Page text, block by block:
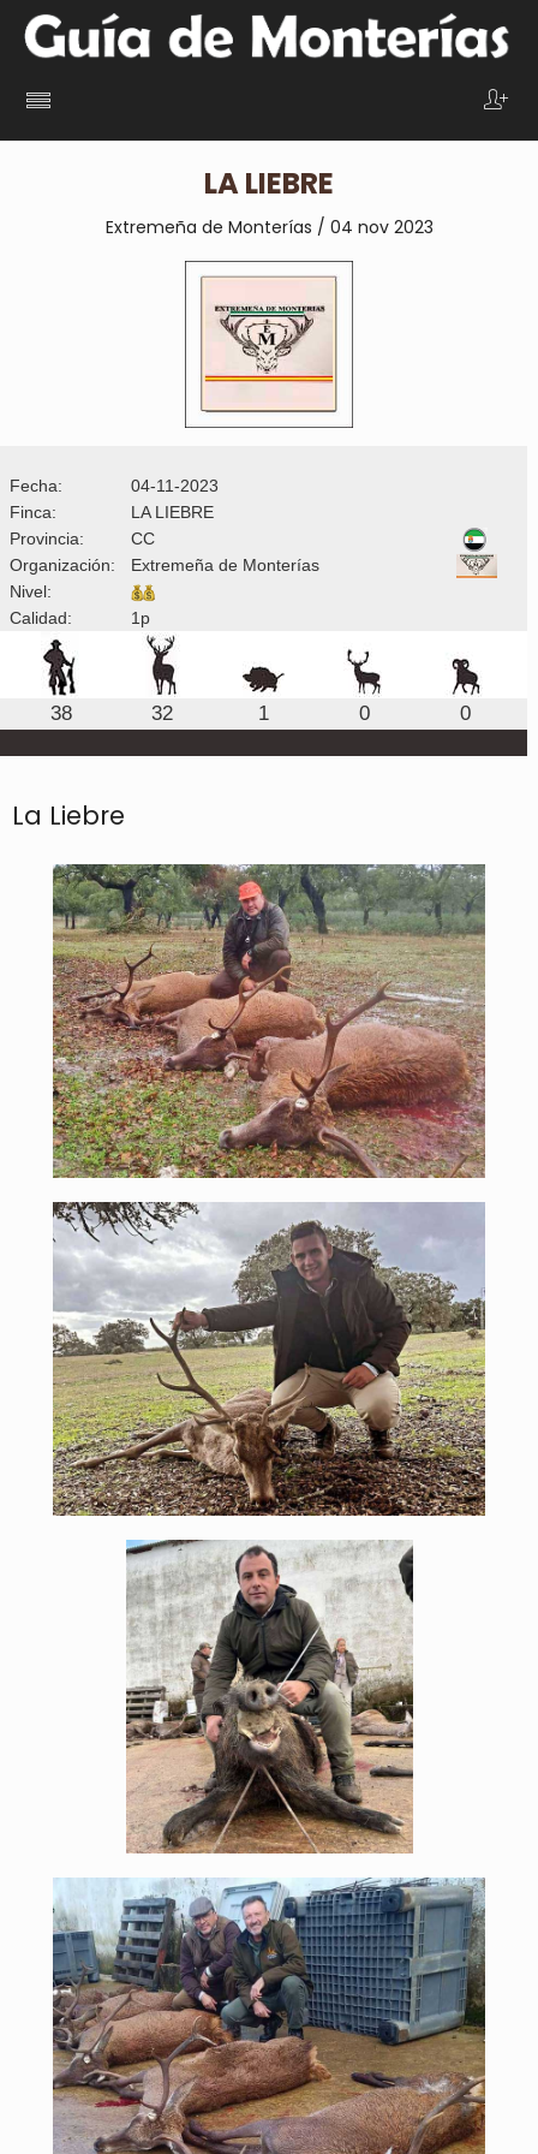
LA LIEBRE
Extremeña de Monterías / 04 nov 2023
Fecha:
04-11-2023
Finca:
LA LIEBRE
Provincia:
CC
Organización:
Extremeña de Monterías
Nivel:
Calidad:
1p
38 32 1 0 0
La Liebre